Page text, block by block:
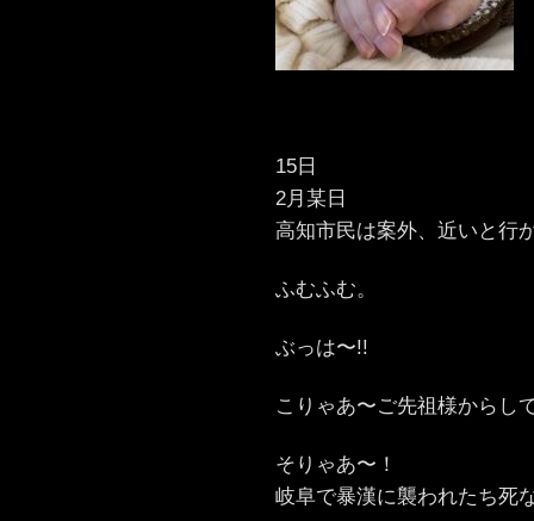
15日
2月某日
高知市民は案外、近いと行
ふむふむ。
ぶっは〜!!
こりゃあ〜ご先祖様からし
そりゃあ〜！
岐阜で暴漢に襲われたち死